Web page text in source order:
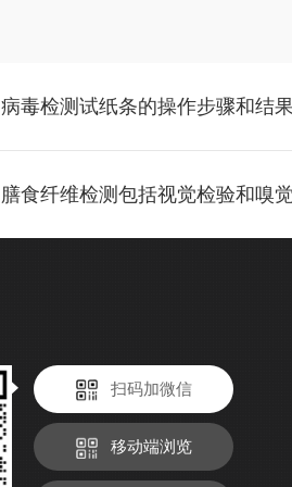
病毒检测试纸条的操作步骤和结
膳食纤维检测包括视觉检验和嗅
扫码加微信
移动端浏览